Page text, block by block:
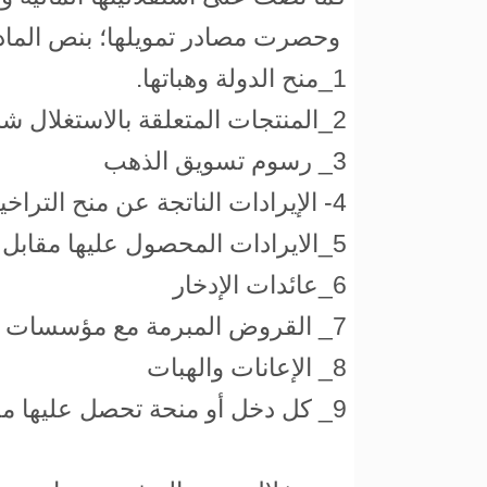
وحصرت مصادر تمويلها؛ بنص المادة 42 من نفس
1_منح الدولة وهباتها.
2_المنتجات المتعلقة بالاستغلال شبه الصناعي المنصوص عليه في هذا القانون
3_ رسوم تسويق الذهب
4- الإيرادات الناتجة عن منح التراخيص والاعتمادات
5_الايرادات المحصول عليها مقابل خدمات أو منتوجات أو أعمال تقدمها.
6_عائدات الإدخار
7_ القروض المبرمة مع مؤسسات عمومية أوخصوصية
8_ الإعانات والهبات
9_ كل دخل أو منحة تحصل عليها من أي جهة.